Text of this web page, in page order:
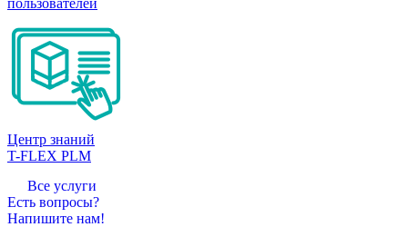
пользователей
Центр знаний
T-FLEX PLM
Все услуги
Есть вопросы?
Напишите нам!